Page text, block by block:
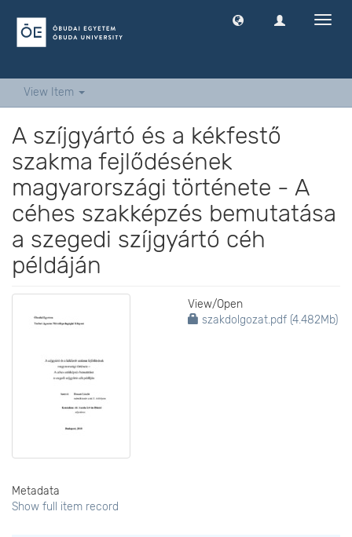
View Item
A szíjgyártó és a kékfestő
szakma fejlődésének
magyarországi története - A
céhes szakképzés bemutatása
a szegedi szíjgyártó céh
példáján
View/Open
szakdolgozat.pdf (4.482Mb)
Metadata
Show full item record